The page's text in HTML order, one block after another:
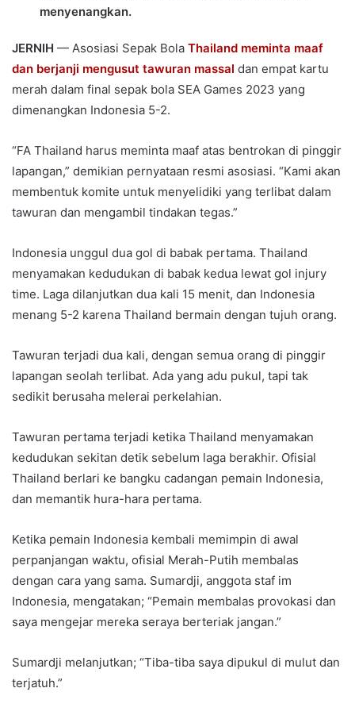
menyenangkan.
JERNIH — Asosiasi Sepak Bola Thailand meminta maaf
dan berjanji mengusut tawuran massal dan empat kartu
merah dalam final sepak bola SEA Games 2023 yang
dimenangkan Indonesia 5-2.
“FA Thailand harus meminta maaf atas bentrokan di pinggir
lapangan,” demikian pernyataan resmi asosiasi. “Kami akan
membentuk komite untuk menyelidiki yang terlibat dalam
tawuran dan mengambil tindakan tegas.”
Indonesia unggul dua gol di babak pertama. Thailand
menyamakan kedudukan di babak kedua lewat gol injury
time. Laga dilanjutkan dua kali 15 menit, dan Indonesia
menang 5-2 karena Thailand bermain dengan tujuh orang.
Tawuran terjadi dua kali, dengan semua orang di pinggir
lapangan seolah terlibat. Ada yang adu pukul, tapi tak
sedikit berusaha melerai perkelahian.
Tawuran pertama terjadi ketika Thailand menyamakan
kedudukan sekitan detik sebelum laga berakhir. Ofisial
Thailand berlari ke bangku cadangan pemain Indonesia,
dan memantik hura-hara pertama.
Ketika pemain Indonesia kembali memimpin di awal
perpanjangan waktu, ofisial Merah-Putih membalas
dengan cara yang sama. Sumardji, anggota staf im
Indonesia, mengatakan; “Pemain membalas provokasi dan
saya mengejar mereka seraya berteriak jangan.”
Sumardji melanjutkan; “Tiba-tiba saya dipukul di mulut dan
terjatuh.”